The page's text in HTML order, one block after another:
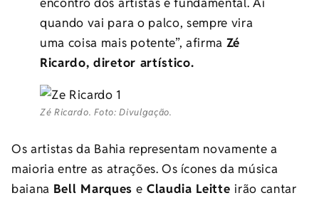
encontro dos artistas é fundamental. Aí
quando vai para o palco, sempre vira
uma coisa mais potente”, afirma Zé
Ricardo, diretor artístico.
Zé Ricardo. Foto: Divulgação.
Os artistas da Bahia representam novamente a
maioria entre as atrações. Os ícones da música
baiana Bell Marques e Claudia Leitte irão cantar